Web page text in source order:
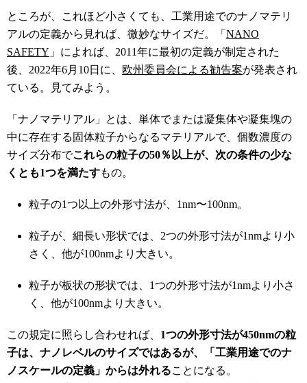
ところが、これほど小さくても、工業用途でのナノマテリ
アルの定義から見れば、微妙なサイズだ。「 NANO
SAFETY 」によれば、2011年に最初の定義が制定された
後、2022年6月10日に、 欧州委員会による勧告案が発表され
ている。見てみよう。
「ナノマテリアル」とは、単体でまたは凝集体や凝集塊の
中に存在する固体粒子からなるマテリアルで、個数濃度の
サイズ分布でこれらの粒子の50％以上が、次の条件の少な
くとも1つを満たすもの。
粒子の1つ以上の外形寸法が、1nm〜100nm。
粒子が、細長い形状では、2つの外形寸法が1nmより小
さく、他が100nmより大きい。
粒子が板状の形状では、1つの外形寸法が1nmより小さ
く、他が100nmより大きい。
この規定に照らし合わせれば、 1つの外形寸法が450nmの粒
子は、ナノレベルのサイズではあるが、「工業用途でのナ
ノスケールの定義」からは外れることになる。